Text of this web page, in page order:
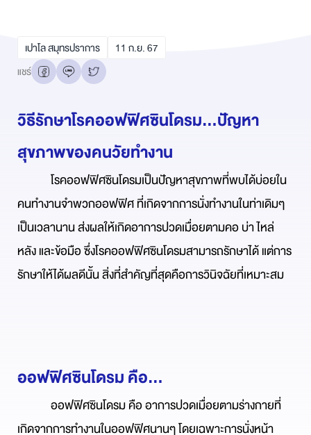
เปาโล สมุทรปราการ 11 ก.ย.67
แชร์
วิธีรักษาโรคออฟฟิศซินโดรม...ปัญหา
สุขภาพของคนวัยทำงาน
โรคออฟฟิศซินโดรมเป็นปัญหาสุขภาพที่พบได้บ่อยใน
คนทำงานจำพวกออฟฟิศ ที่เกิดจากการนั่งทำงานในท่าเดิมๆ
เป็นเวลานาน ส่งผลให้เกิดอาการปวดเมื่อยตามคอ บ่า ไหล่
หลัง และข้อมือ ซึ่งโรคออฟฟิศซินโดรมสามารถรักษาได้ แต่การ
รักษาให้ได้ผลดีนั้น สิ่งที่สำคัญที่สุดคือการวินิจฉัยที่เหมาะสม
ออฟฟิศซินโดรม คือ...
ออฟฟิศซินโดรม คือ อาการปวดเมื่อยตามร่างกายที่
เกิดจากการทำงานในออฟฟิศนานๆ โดยเฉพาะการนั่งหน้า